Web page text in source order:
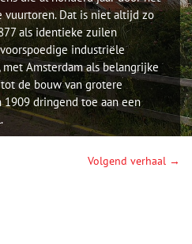
vuurtoren. Dat is niet altijd zo
als identieke zuilen
industriële
Amsterdam als belangrijke
de bouw van grotere
1909 dringend toe aan een
Volgend verhaal →